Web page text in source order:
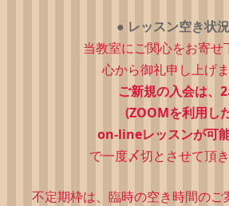
● レッスン空き状況
当教室にご関心をお寄せ
心から御礼申し上げま
ご新規の入会は、2
(ZOOMを利用し
on-lineレッスンが可
で一度〆切とさせて頂き
不定期枠は、 臨時の空き時間のご